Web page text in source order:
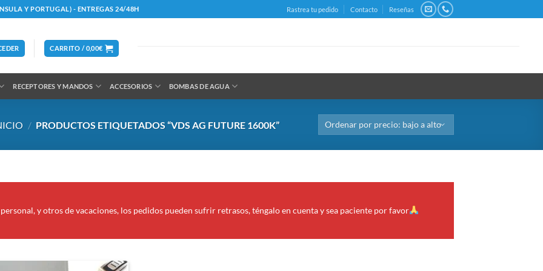
Y PORTUGAL) - ENTREGAS 24/48H Rastrea tu pedido Contacto Reseñas
CARRITO /0,00€
RECEPTORES Y MANDOS ACCESORIOS BOMBAS DE AGUA
/ PRODUCTOS ETIQUETADOS “VDS AG FUTURE 1600K”
y otros de vacaciones, los pedidos pueden sufrir retrasos, téngalo en cuenta y sea paciente por favor